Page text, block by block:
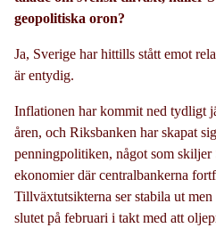
geopolitiska oron?
Ja, Sverige har hittills stått emot
är entydig.
Inflationen har kommit ned tydligt
åren, och Riksbanken har skapat
penningpolitiken, något som skiljer
ekonomier där centralbankerna
Tillväxtutsikterna ser stabila ut men
slutet på februari i takt med att